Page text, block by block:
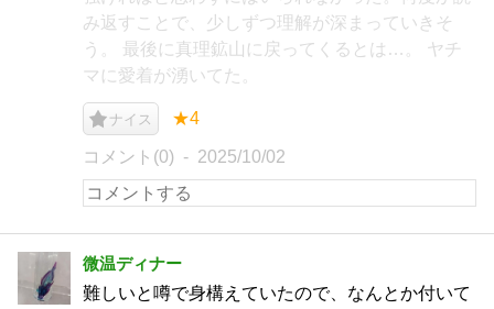
み返すことで、少しずつ理解が深まっていきそ
う。 最後に真理鉱山に戻ってくるとは…。 ヤチ
マに愛着が湧いてた。
ナイス ★4
コメント(0) 2025/10/02
微温ディナー
難しいと噂で身構えていたので、なんとか付いて